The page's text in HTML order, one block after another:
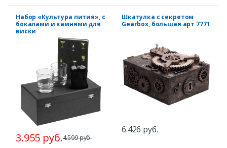
Набор «Культура пития», с
бокалами и камнями для
виски
3.955 руб.4.599 руб.
Шкатулка с секретом
Gearbox, большая арт 7771
6.426 руб.